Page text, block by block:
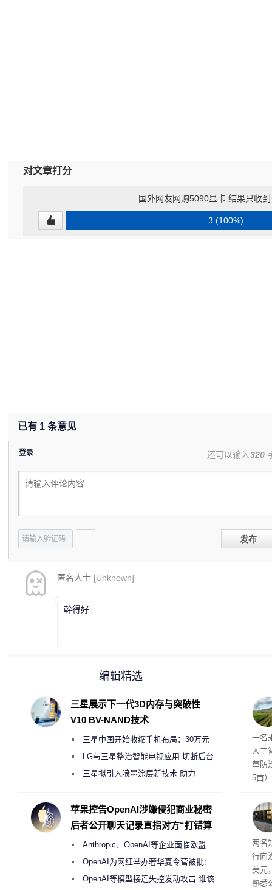
对文章打分
国外网友网购5090显卡 结果只收
3 (100%)
已有 1 条意见
登录 还可以输入320
发布
匿名人士 [Unknown]
幹得好
麻
一名
人工
草防
5亩
两名
行向
美元
熟悉
编辑精选
三星展示下一代3D内存与突破性
V10 BV-NAND技术
三星中国开始收缩手机布局：30万元
月销售额不达标门店 将被逐步清退
LG与三星整治智能电视应用 切断后台
偷偷共享带宽的违规行为
三星拟引入喷墨涂层新技术 助力
度
苹果控告OpenAI涉嫌侵犯商业秘密
后者公开聊天记录直指对方“打错算
Anthropic、OpenAI等企业面临欧盟
《人工智能法案》全新执法权限审查
OpenAI为网红举办奢华夏令营被批：
2000美元一晚 遭讽“反乌托邦”
OpenAI等模型接连失控发动攻击 谁该